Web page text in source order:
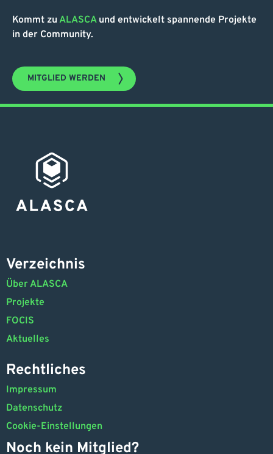
Kommt zu ALASCAund entwickelt spannende Projekte
in der Community.
MITGLIED WERDEN
Verzeichnis
Über ALASCA
Projekte
FOCIS
Aktuelles
Rechtliches
Impressum
Datenschutz
Cookie-Einstellungen
Noch kein Mitglied?